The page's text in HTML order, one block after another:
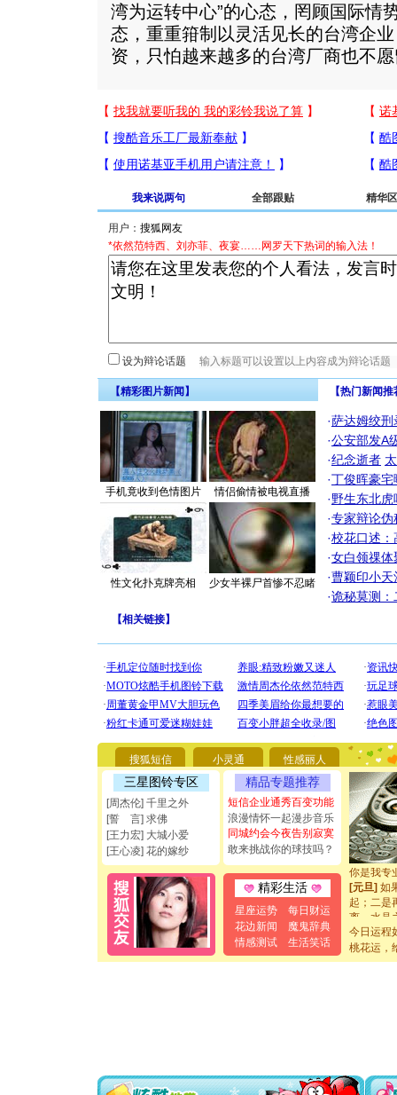
湾为运转中心”的心态，罔顾国际情
态，重重箝制以灵活见长的台湾企
资，只怕越来越多的台湾厂商也不
我来说两句 全部跟贴 精华区
用户：
*依然范特西、刘亦菲、夜宴……网罗天下热词的输入法！
设为辩论话题
【精彩图片新闻】
手机竟收到色情图片 情侣偷情被电视直播
性文化扑克牌亮相 少女半裸尸首惨不忍睹
【热门新闻
·萨达姆绞刑
·公安部发A
·纪念逝者
·丁俊晖豪
·野生东北
·专家辩论伪
·校花口述：
·女白领祼体
·曹颖印小天
·诡秘莫测：
【相关链接】
搜狐短信 小灵通 性感丽人
三星图铃专区
[周杰伦] 千里之外
[誓 言] 求佛
[王力宏] 大城小爱
[王心凌] 花的嫁纱
精品专题推荐
短信企业通秀百变功能
浪漫情怀一起漫步音乐
同城约会今夜告别寂寞
敢来挑战你的球技吗？
精彩生活
星座运势
每日财运
花边新闻
魔鬼辞典
情感测试
生活笑话
[圣诞节]
你太多
要平安！
[圣诞节]
能正大光
都要快乐
[圣诞节]
如意,快
[元旦]看
断电。爱
你是我专
[元旦]如
起；二是
离。水晶
[元旦]当
泣，这痛
卖了。水
你太多，
要平安
今日运程
桃花运，